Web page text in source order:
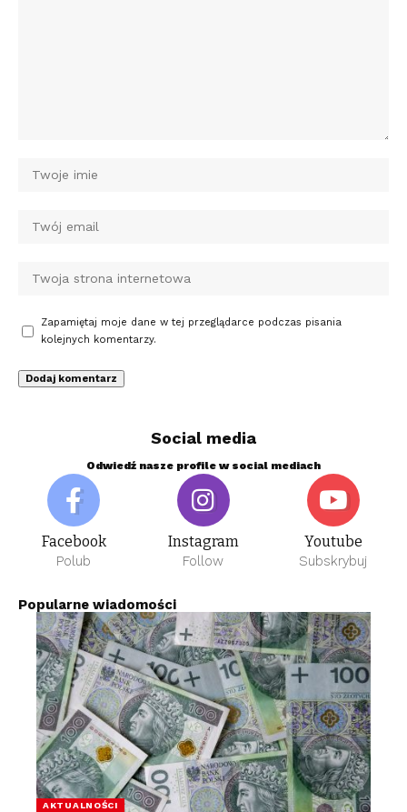
Zapamiętaj moje dane w tej przeglądarce podczas pisania
kolejnych komentarzy.
Social media
Odwiedź nasze profile w social mediach
Facebook
Polub
Instagram
Follow
Youtube
Subskrybuj
Popularne wiadomości
AKTUALNOŚCI